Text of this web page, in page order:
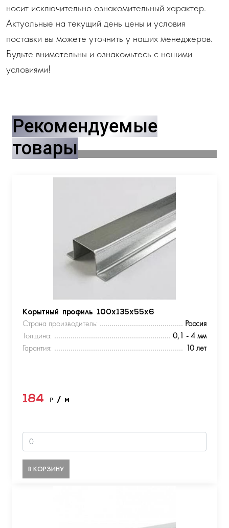
носит исключительно ознакомительный характер.
Актуальные на текущий день цены и условия
поставки вы можете уточнить у наших менеджеров.
Будьте внимательны и ознакомьтесь с нашими
условиями!
Рекомендуемые
товары
Корытный профиль 100х135х55х6
Страна производитель:
Россия
Толщина:
0,1 - 4 мм
Гарантия:
10 лет
184 ₽ / м
В КОРЗИНУ